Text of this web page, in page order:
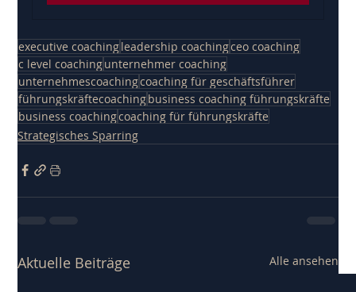
executive coachingleadership coachingceo coaching
c level coachingunternehmer coaching
unternehmescoachingcoaching für geschäftsführer
führungskräftecoachingbusiness coaching führungskräfte
business coachingcoaching für führungskräfte
Strategisches Sparring
Aktuelle Beiträge Alle ansehen